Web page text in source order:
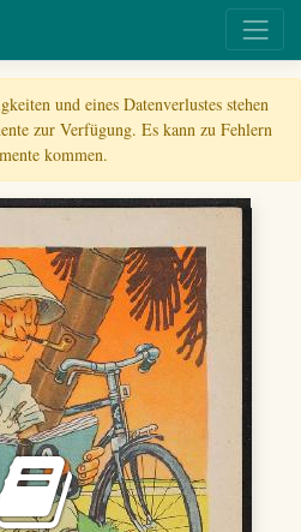
und eines Datenverlustes stehen
zur Verfügung. Es kann zu Fehlern
kommen.